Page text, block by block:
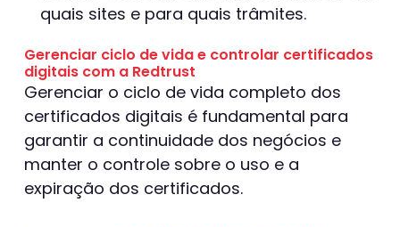
quais sites e para quais trâmites.
Gerenciar ciclo de vida e controlar certificados
digitais com a Redtrust
Gerenciar o ciclo de vida completo dos
certificados digitais é fundamental para
garantir a continuidade dos negócios e
manter o controle sobre o uso e a
expiração dos certificados.